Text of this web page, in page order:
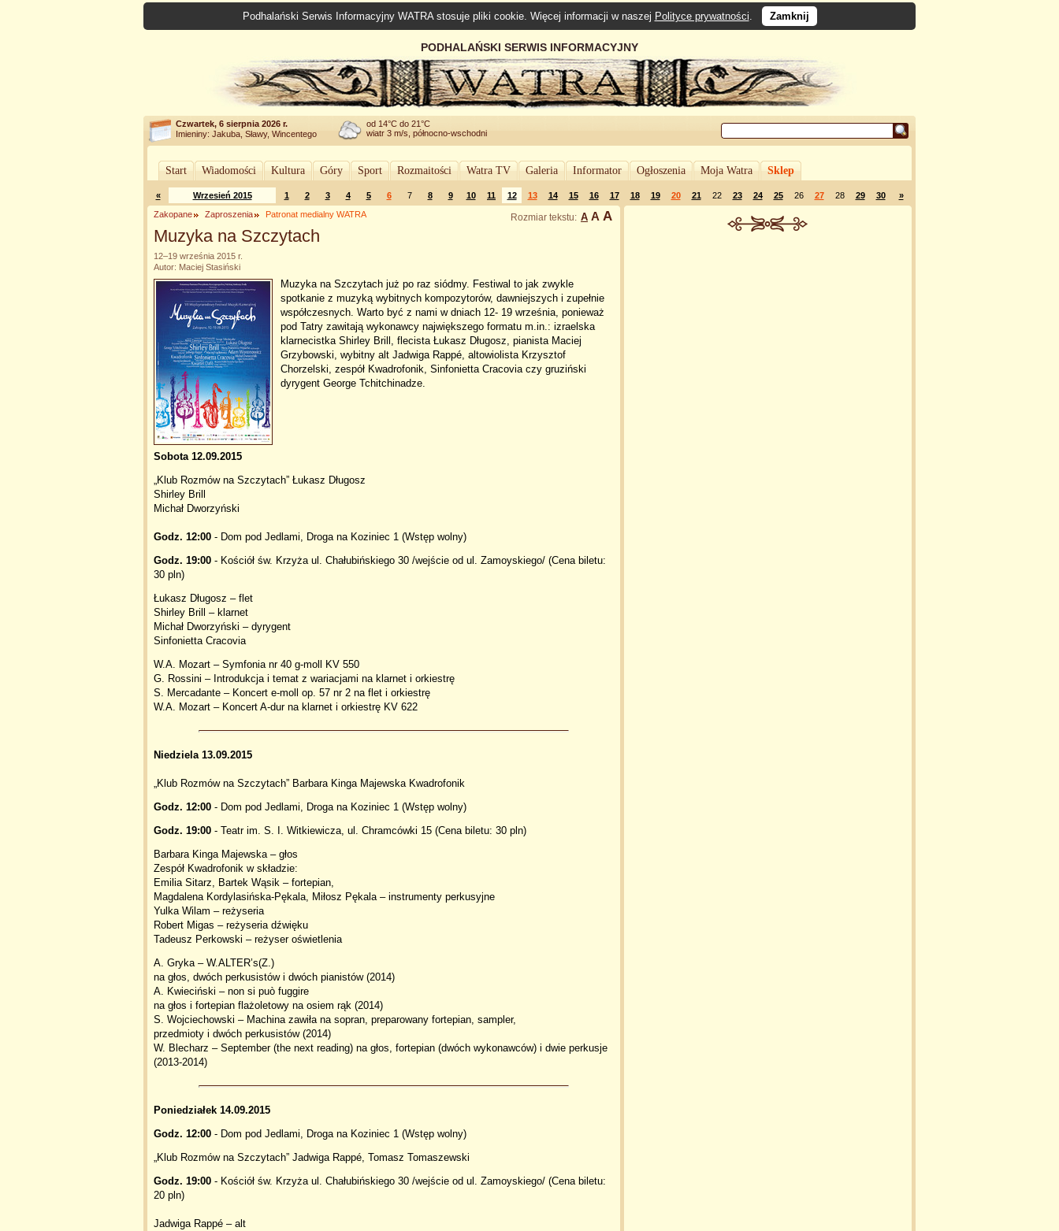
Podhalański Serwis Informacyjny WATRA stosuje pliki cookie. Więcej informacji w naszej Polityce prywatności. Zamknij
PODHALAŃSKI SERWIS INFORMACYJNY
Czwartek, 6 sierpnia 2026 r.
Imieniny: Jakuba, Sławy, Wincentego
od 14°C do 21°C
wiatr 3 m/s, północno-wschodni
Start Wiadomości Kultura Góry Sport Rozmaitości Watra TV Galeria Informator Ogłoszenia Moja Watra Sklep
« Wrzesień 2015 1 2 3 4 5 6 7 8 9 10 11 12 13 14 15 16 17 18 19 20 21 22 23 24 25 26 27 28 29 30 »
Rozmiar tekstu: A A A
Zakopane Zaproszenia Patronat medialny WATRA
Muzyka na Szczytach
12–19 września 2015 r.
Autor: Maciej Stasiński
Muzyka na Szczytach już po raz siódmy. Festiwal to jak zwykle
spotkanie z muzyką wybitnych kompozytorów, dawniejszych i zupełnie
współczesnych. Warto być z nami w dniach 12- 19 września, ponieważ
pod Tatry zawitają wykonawcy największego formatu m.in.: izraelska
klarnecistka Shirley Brill, flecista Łukasz Długosz, pianista Maciej
Grzybowski, wybitny alt Jadwiga Rappé, altowiolista Krzysztof
Chorzelski, zespół Kwadrofonik, Sinfonietta Cracovia czy gruziński
dyrygent George Tchitchinadze.
Sobota 12.09.2015
„Klub Rozmów na Szczytach” Łukasz Długosz
Shirley Brill
Michał Dworzyński
Godz. 12:00 - Dom pod Jedlami, Droga na Koziniec 1 (Wstęp wolny)
Godz. 19:00 - Kościół św. Krzyża ul. Chałubińskiego 30 /wejście od ul. Zamoyskiego/ (Cena biletu:
30 pln)
Łukasz Długosz – flet
Shirley Brill – klarnet
Michał Dworzyński – dyrygent
Sinfonietta Cracovia
W.A. Mozart – Symfonia nr 40 g-moll KV 550
G. Rossini – Introdukcja i temat z wariacjami na klarnet i orkiestrę
S. Mercadante – Koncert e-moll op. 57 nr 2 na flet i orkiestrę
W.A. Mozart – Koncert A-dur na klarnet i orkiestrę KV 622
Niedziela 13.09.2015
„Klub Rozmów na Szczytach” Barbara Kinga Majewska Kwadrofonik
Godz. 12:00 - Dom pod Jedlami, Droga na Koziniec 1 (Wstęp wolny)
Godz. 19:00 - Teatr im. S. I. Witkiewicza, ul. Chramcówki 15 (Cena biletu: 30 pln)
Barbara Kinga Majewska – głos
Zespół Kwadrofonik w składzie:
Emilia Sitarz, Bartek Wąsik – fortepian,
Magdalena Kordylasińska-Pękala, Miłosz Pękala – instrumenty perkusyjne
Yulka Wilam – reżyseria
Robert Migas – reżyseria dźwięku
Tadeusz Perkowski – reżyser oświetlenia
A. Gryka – W.ALTER’s(Z.)
na głos, dwóch perkusistów i dwóch pianistów (2014)
A. Kwieciński – non si può fuggire
na głos i fortepian flażoletowy na osiem rąk (2014)
S. Wojciechowski – Machina zawiła na sopran, preparowany fortepian, sampler,
przedmioty i dwóch perkusistów (2014)
W. Blecharz – September (the next reading) na głos, fortepian (dwóch wykonawców) i dwie perkusje
(2013-2014)
Poniedziałek 14.09.2015
Godz. 12:00 - Dom pod Jedlami, Droga na Koziniec 1 (Wstęp wolny)
„Klub Rozmów na Szczytach” Jadwiga Rappé, Tomasz Tomaszewski
Godz. 19:00 - Kościół św. Krzyża ul. Chałubińskiego 30 /wejście od ul. Zamoyskiego/ (Cena biletu:
20 pln)
Jadwiga Rappé – alt